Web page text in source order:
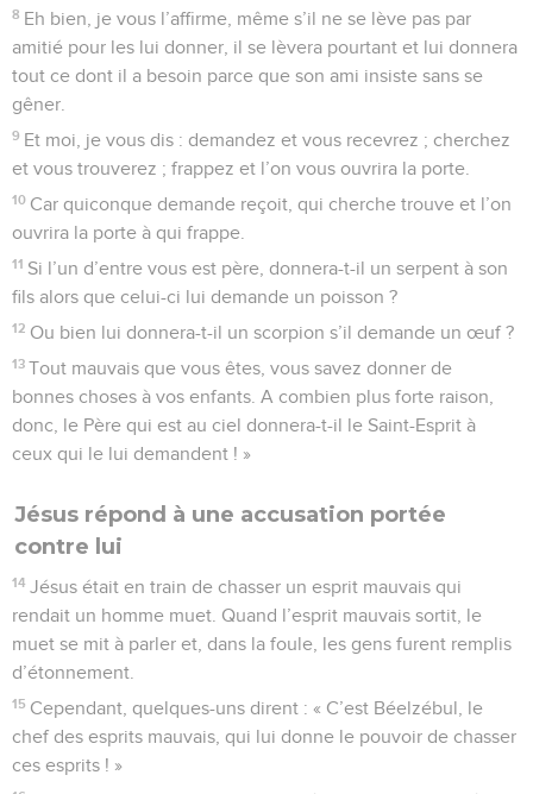
8 Eh bien, je vous l’affirme, même s’il ne se lève pas par
amitié pour les lui donner, il se lèvera pourtant et lui donnera
tout ce dont il a besoin parce que son ami insiste sans se
gêner.
9 Et moi, je vous dis : demandez et vous recevrez ; cherchez
et vous trouverez ; frappez et l’on vous ouvrira la porte.
10 Car quiconque demande reçoit, qui cherche trouve et l’on
ouvrira la porte à qui frappe.
11 Si l’un d’entre vous est père, donnera-t-il un serpent à son
fils alors que celui-ci lui demande un poisson ?
12 Ou bien lui donnera-t-il un scorpion s’il demande un œuf ?
13 Tout mauvais que vous êtes, vous savez donner de
bonnes choses à vos enfants. A combien plus forte raison,
donc, le Père qui est au ciel donnera-t-il le Saint-Esprit à
ceux qui le lui demandent ! »
Jésus répond à une accusation portée
contre lui
14 Jésus était en train de chasser un esprit mauvais qui
rendait un homme muet. Quand l’esprit mauvais sortit, le
muet se mit à parler et, dans la foule, les gens furent remplis
d’étonnement.
15 Cependant, quelques-uns dirent : « C’est Béelzébul, le
chef des esprits mauvais, qui lui donne le pouvoir de chasser
ces esprits ! »